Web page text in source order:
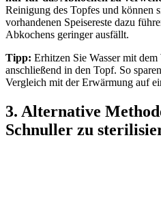
Reinigung des Topfes und können
vorhandenen Speisereste dazu
Abkochens geringer ausfällt.
Tipp: Erhitzen Sie Wasser mit
anschließend in den Topf. So
Vergleich mit der Erwärmung auf
3. Alternative
Schnuller zu